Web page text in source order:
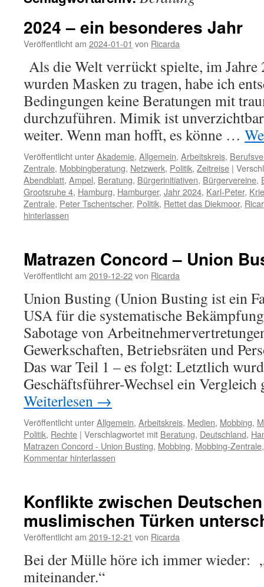
2024 – ein besonderes Jahr
Veröffentlicht am 2024-01-01 von Ricarda
Als die Welt verrückt spielte, im
wurden Masken zu tragen, habe ich
Bedingungen keine Beratungen mit
durchzuführen. Mimik ist
weiter. Wenn man hofft, es könne …
Veröffentlicht unterAkademie, Allgemein, Arbeitskreis,
Zentrale, Mobbingberatung, Netzwerk, Politik, Zeitreise |
Abendblatt, Ampel, Beratung, Bürgerinitiativen, Bürgervereine,
Grootsruhe 4, Hamburg, Hamburger, Jahr 2024, Karl-Peter,
Zentrale, Peter Tschentscher, Politik, Rettet das Diekmoor,
hinterlassen
Matrazen Concord – Union
Veröffentlicht am 2019-12-22von Ricarda
Union Busting (Union Busting ist ein
USA für die systematische
Sabotage von
Gewerkschaften, Betriebsräten und
Das war Teil 1 – es folgt: Letztlich
Geschäftsführer-Wechsel ein
Weiterlesen →
Veröffentlicht unterAllgemein, Arbeitskreis, Medien, Mobbing,
Politik, Rechte | Verschlagwortet mit Beratung, Deutschland,
Matrazen Concord - Union Busting, Mobbing, Mobbing-Zentrale
Kommentar hinterlassen
Konflikte zwischen
muslimischen Türken
Veröffentlicht am 2019-12-21 von Ricarda
Bei der Mülle höre ich immer wieder:
miteinander.“